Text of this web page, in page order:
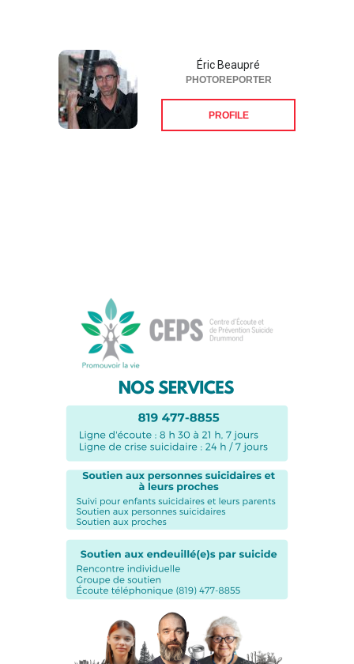
Éric Beaupré
PHOTOREPORTER
PROFILE